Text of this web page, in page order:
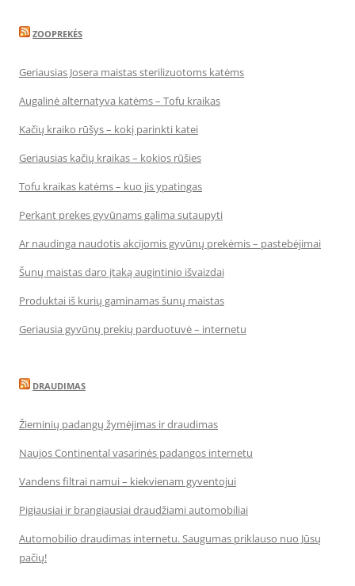
ZOOPREKĖS
Geriausias Josera maistas sterilizuotoms katėms
Augalinė alternatyva katėms – Tofu kraikas
Kačių kraiko rūšys – kokį parinkti katei
Geriausias kačių kraikas – kokios rūšies
Tofu kraikas katėms – kuo jis ypatingas
Perkant prekes gyvūnams galima sutaupyti
Ar naudinga naudotis akcijomis gyvūnų prekėmis – pastebėjimai
Šunų maistas daro įtaką augintinio išvaizdai
Produktai iš kurių gaminamas šunų maistas
Geriausia gyvūnų prekių parduotuvė – internetu
DRAUDIMAS
Žieminių padangų žymėjimas ir draudimas
Naujos Continental vasarinės padangos internetu
Vandens filtrai namui – kiekvienam gyventojui
Pigiausiai ir brangiausiai draudžiami automobiliai
Automobilio draudimas internetu. Saugumas priklauso nuo Jūsų
pačių!